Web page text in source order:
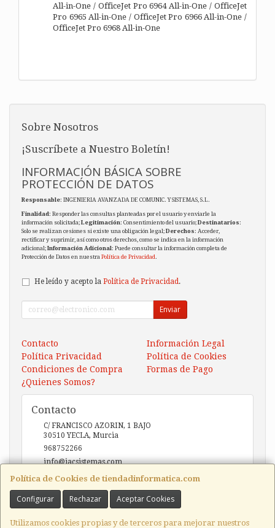
All-in-One / OfficeJet Pro 6964 All-in-One / OfficeJet
Pro 6965 All-in-One / OfficeJet Pro 6966 All-in-One /
OfficeJet Pro 6968 All-in-One
Política de Cookies de tiendadinformatica.com
Configurar Rechazar Aceptar Cookies
Utilizamos cookies propias y de terceros para mejorar nuestros
Sobre Nosotros
¡Suscríbete a Nuestro Boletín!
INFORMACIÓN BÁSICA SOBRE
PROTECCIÓN DE DATOS
Responsable: INGENIERIA AVANZADA DE COMUNIC. Y SISTEMAS, S.L.
Finalidad: Responder las consultas planteadas por el usuario y enviarle la
información solicitada;Legitimación: Consentimiento del usuario;Destinatarios:
Solo se realizan cesiones si existe una obligación legal;Derechos: Acceder,
rectificar y suprimir, así como otros derechos, como se indica en la información
adicional;Información Adicional: Puede consultar la información completa de
Protección de Datos en nuestra Política de Privacidad.
He leído y acepto la Política de Privacidad .
Enviar
Contacto
Información Legal
Política Privacidad
Política de Cookies
Condiciones de Compra
Formas de Pago
¿Quienes Somos?
Contacto
C/ FRANCISCO AZORIN, 1 BAJO
30510 YECLA, Murcia
968752266
info@iacsistemas.com
Horario